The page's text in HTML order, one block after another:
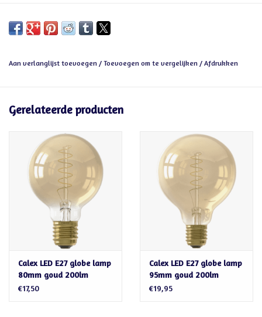
Aan verlanglijst toevoegen / Toevoegen om te vergelijken / Afdrukken
Gerelateerde producten
Calex LED E27 globe lamp
80mm goud 200lm
€17,50
Calex LED E27 globe lamp
95mm goud 200lm
€19,95